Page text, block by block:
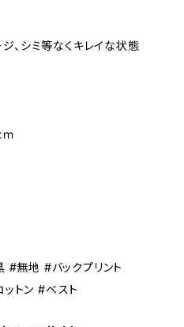
ジ、シミ等なくキレイな状態
#無地 #バックプリント
トン #ベスト